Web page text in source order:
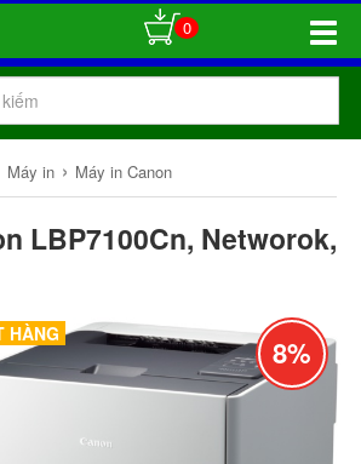
Toggle
0
Máy in › Máy in Canon
LBP7100Cn, Networok,
8%
HÀNG